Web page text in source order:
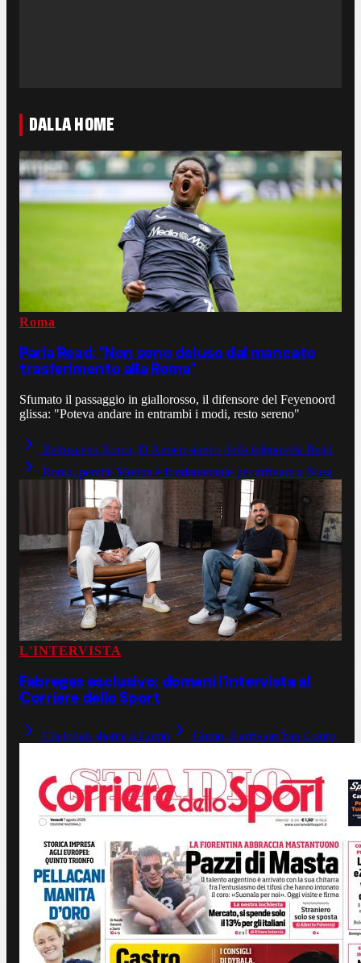
DALLA HOME
Roma
Parla Read: "Non sono deluso dal mancato
trasferimento alla Roma"
Sfumato il passaggio in giallorosso, il difensore del Feyenoord
glissa: "Poteva andare in entrambi i modi, resto sereno"
Retroscena Roma, D'Amico stanco della telenovela Read
Roma, perché Molina è fondamentale per arrivare a Nusa
L'INTERVISTA
Fabregas esclusivo: domani l'intervista al
Corriere dello Sport
Chalobah sbarca a Como Como, è arrivato Yan Couto